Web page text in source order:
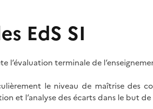
EdS SI
terminale de
le niveau de maîtrise des
et l’analyse des écarts dans le but